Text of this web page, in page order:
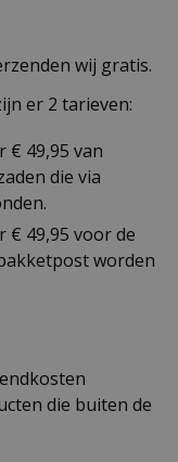
wij gratis.
er 2 tarieven:
€ 49,95 van
die via
€ 49,95 voor de
worden
die buiten de